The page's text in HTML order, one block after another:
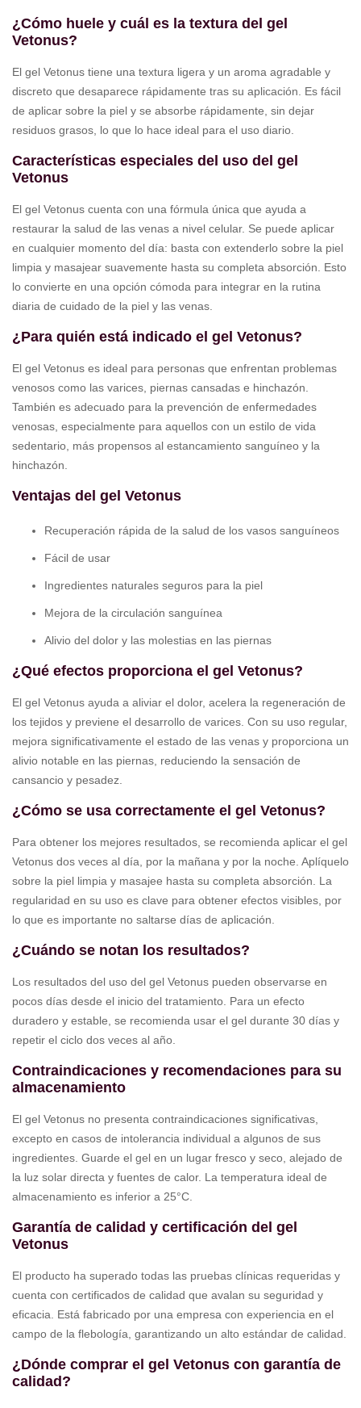
¿Cómo huele y cuál es la textura del gel
Vetonus?
El gel Vetonus tiene una textura ligera y un aroma agradable y
discreto que desaparece rápidamente tras su aplicación. Es fácil
de aplicar sobre la piel y se absorbe rápidamente, sin dejar
residuos grasos, lo que lo hace ideal para el uso diario.
Características especiales del uso del gel
Vetonus
El gel Vetonus cuenta con una fórmula única que ayuda a
restaurar la salud de las venas a nivel celular. Se puede aplicar
en cualquier momento del día: basta con extenderlo sobre la piel
limpia y masajear suavemente hasta su completa absorción. Esto
lo convierte en una opción cómoda para integrar en la rutina
diaria de cuidado de la piel y las venas.
¿Para quién está indicado el gel Vetonus?
El gel Vetonus es ideal para personas que enfrentan problemas
venosos como las varices, piernas cansadas e hinchazón.
También es adecuado para la prevención de enfermedades
venosas, especialmente para aquellos con un estilo de vida
sedentario, más propensos al estancamiento sanguíneo y la
hinchazón.
Ventajas del gel Vetonus
Recuperación rápida de la salud de los vasos sanguíneos
Fácil de usar
Ingredientes naturales seguros para la piel
Mejora de la circulación sanguínea
Alivio del dolor y las molestias en las piernas
¿Qué efectos proporciona el gel Vetonus?
El gel Vetonus ayuda a aliviar el dolor, acelera la regeneración de
los tejidos y previene el desarrollo de varices. Con su uso regular,
mejora significativamente el estado de las venas y proporciona un
alivio notable en las piernas, reduciendo la sensación de
cansancio y pesadez.
¿Cómo se usa correctamente el gel Vetonus?
Para obtener los mejores resultados, se recomienda aplicar el gel
Vetonus dos veces al día, por la mañana y por la noche. Aplíquelo
sobre la piel limpia y masajee hasta su completa absorción. La
regularidad en su uso es clave para obtener efectos visibles, por
lo que es importante no saltarse días de aplicación.
¿Cuándo se notan los resultados?
Los resultados del uso del gel Vetonus pueden observarse en
pocos días desde el inicio del tratamiento. Para un efecto
duradero y estable, se recomienda usar el gel durante 30 días y
repetir el ciclo dos veces al año.
Contraindicaciones y recomendaciones para su
almacenamiento
El gel Vetonus no presenta contraindicaciones significativas,
excepto en casos de intolerancia individual a algunos de sus
ingredientes. Guarde el gel en un lugar fresco y seco, alejado de
la luz solar directa y fuentes de calor. La temperatura ideal de
almacenamiento es inferior a 25°C.
Garantía de calidad y certificación del gel
Vetonus
El producto ha superado todas las pruebas clínicas requeridas y
cuenta con certificados de calidad que avalan su seguridad y
eficacia. Está fabricado por una empresa con experiencia en el
campo de la flebología, garantizando un alto estándar de calidad.
¿Dónde comprar el gel Vetonus con garantía de
calidad?